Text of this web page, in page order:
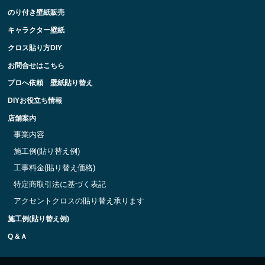
のり付き壁紙販売
キャラクター壁紙
クロス貼り方DIY
お問合せはこちら
プロへ依頼 壁紙貼り替え
DIYお役立ち情報
店舗案内
事業内容
施工例(貼り替え例)
工事料金(貼り替え価格)
特定商取引法に基づく表記
アクセントクロスの貼り替え承ります
施工例(貼り替え例)
Q &Ａ